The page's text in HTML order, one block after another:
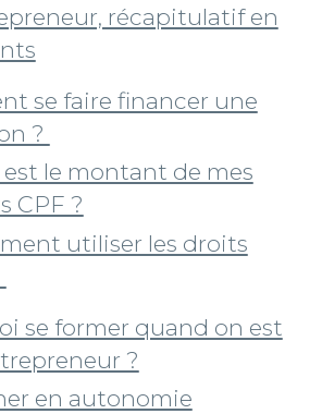
récapitulatif en
se faire financer une
?
est le montant de mes
CPF ?
utiliser les droits
se former quand on est
?
en autonomie